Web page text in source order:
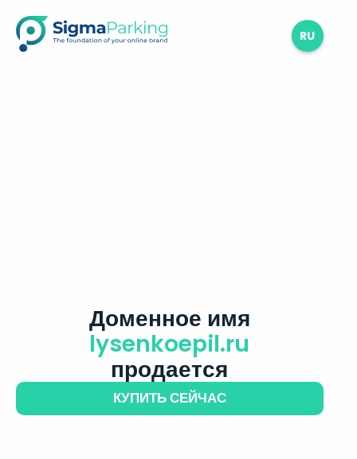
RU
Доменное имя
lysenkoepil.ru
продается
КУПИТЬ СЕЙЧАС